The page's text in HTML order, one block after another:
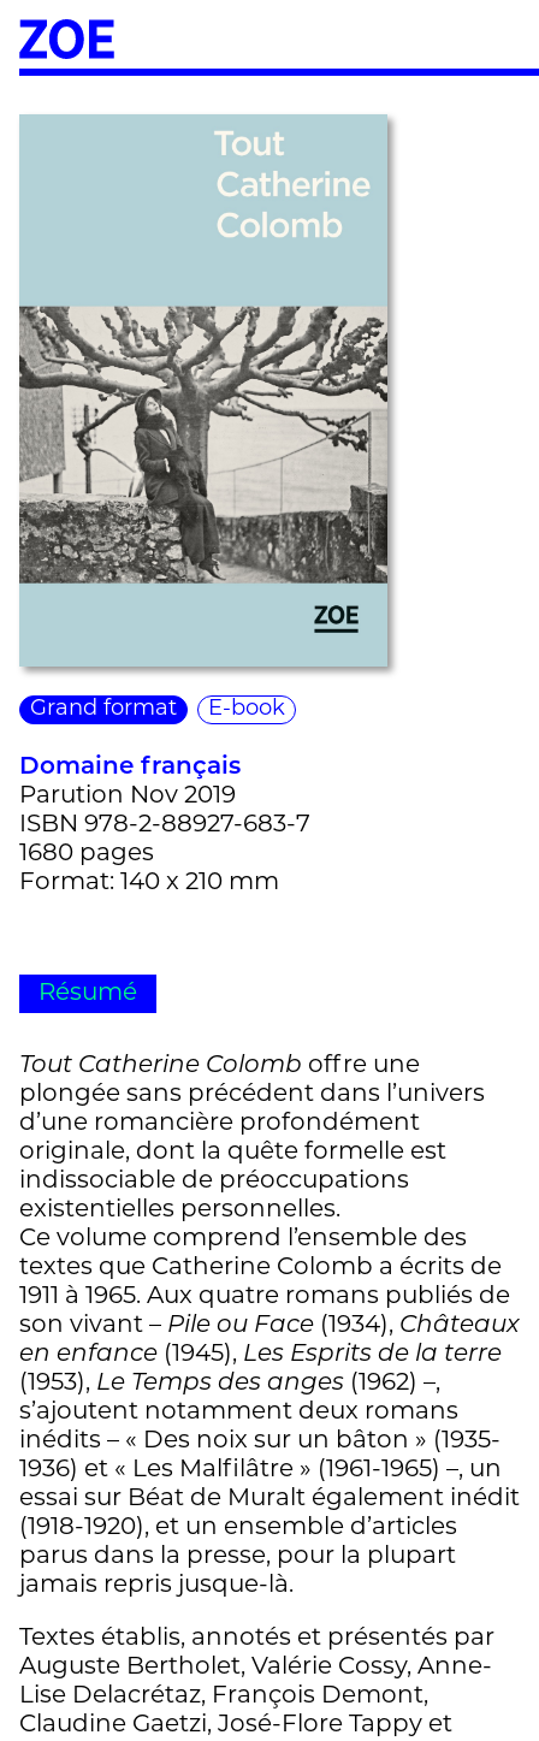
Accueil
À paraître
Catalogue
Auteur·ices
Diffusion
Médiation culturelle
Manuscrits
Foreign rights
Contact
Mentions légales
Newsletter
Grand format E-book
Domaine français
Parution Nov 2019
ISBN 978-2-88927-683-7
1680 pages
Format: 140 x 210 mm
Résumé
Tout Catherine Colomb offre une
plongée sans précédent dans l’univers
d’une romancière profondément
originale, dont la quête formelle est
indissociable de préoccupations
existentielles personnelles.
Ce volume comprend l’ensemble des
textes que Catherine Colomb a écrits de
1911 à 1965. Aux quatre romans publiés de
son vivant – Pile ou Face (1934), Châteaux
en enfance (1945), Les Esprits de la terre
(1953), Le Temps des anges (1962) –,
s’ajoutent notamment deux romans
inédits – « Des noix sur un bâton » (1935-
1936) et « Les Malfilâtre » (1961-1965) –, un
essai sur Béat de Muralt également inédit
(1918-1920), et un ensemble d’articles
parus dans la presse, pour la plupart
jamais repris jusque-là.
Textes établis, annotés et présentés par
Auguste Bertholet, Valérie Cossy, Anne-
Lise Delacrétaz, François Demont,
Claudine Gaetzi, José-Flore Tappy et